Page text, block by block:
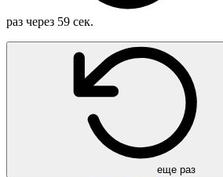
раз через 59 сек.
еще раз